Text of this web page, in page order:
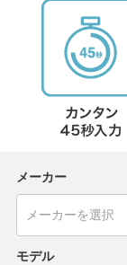
メーカー
モデル